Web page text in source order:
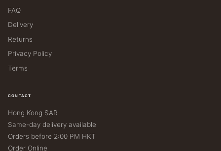
FAQ
Delivery
Returns
Privacy Policy
Terms
CONTACT
Hong Kong SAR
Same-day delivery available
Orders before 2:00 PM HKT
Order Online